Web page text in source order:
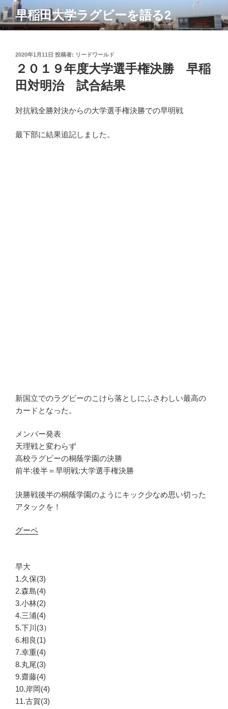
コ
ン
テ
早稲田大学ラグビーを語る2
投
稿
日:
2020年1月11日 投稿者: リードワールド
２０１９年度大学選手権決勝 早稲
田対明治 試合結果
対抗戦全勝対決からの大学選手権決勝での早明戦
最下部に結果追記しました。
新国立でのラグビーのこけら落としにふさわしい最高の
カードとなった。
メンバー発表
天理戦と変わらず
高校ラグビーの桐蔭学園の決勝
前半:後半＝早明戦:大学選手権決勝
決勝戦後半の桐蔭学園のようにキック少なめ思い切った
アタックを！
グーペ
早大
1.久保(3)
2.森島(4)
3.小林(2)
4.三浦(4)
5.下川(3）
6.相良(1)
7.幸重(4)
8.丸尾(3)
9.齋藤(4)
10.岸岡(4)
11.古賀(3)